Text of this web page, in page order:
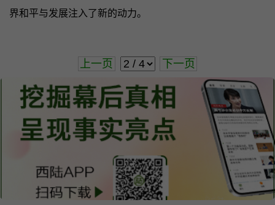
界和平与发展注入了新的动力。
上一页 下一页